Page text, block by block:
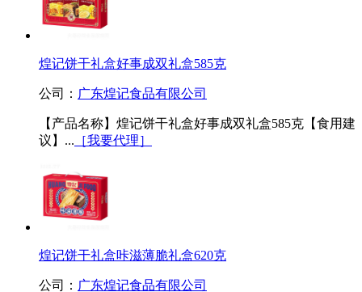
煌记饼干礼盒好事成双礼盒585克
公司： 广东煌记食品有限公司
【产品名称】煌记饼干礼盒好事成双礼盒585克【食用建
议】... ［我要代理］
煌记饼干礼盒咔滋薄脆礼盒620克
公司： 广东煌记食品有限公司